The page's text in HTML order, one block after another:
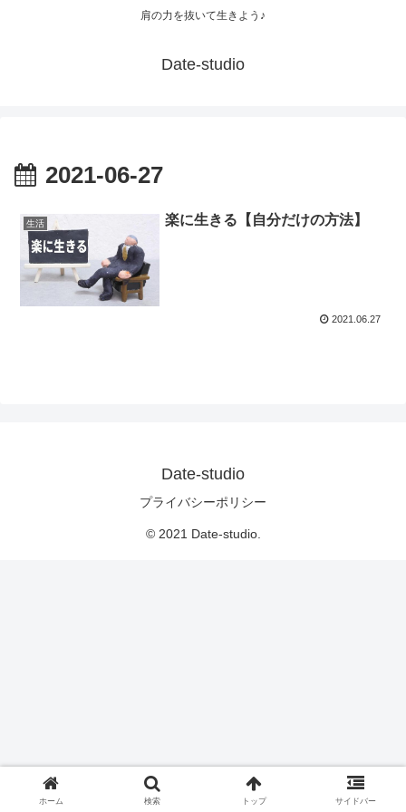
肩の力を抜いて生きよう♪
Date-studio
2021-06-27
生活 楽に生きる【自分だけの方法】
2021.06.27
Date-studio
プライバシーポリシー
© 2021 Date-studio.
ホーム 検索 トップ サイドバー